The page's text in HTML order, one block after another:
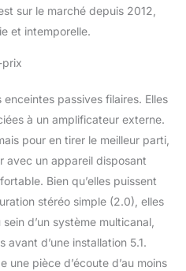
sur le marché depuis 2012,
et intemporelle.
passives filaires. Elles
à un amplificateur externe.
pour en tirer le meilleur parti,
avec un appareil disposant
Bien qu’elles puissent
stéréo simple (2.0), elles
d’un système multicanal,
d’une installation 5.1.
une pièce d’écoute d’au moins